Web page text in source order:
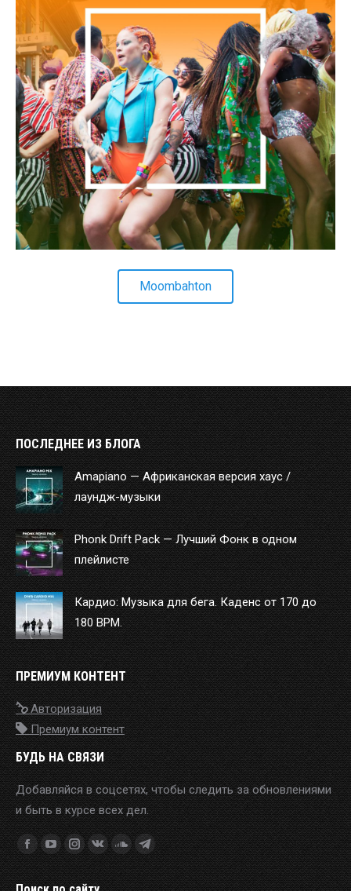
Moombahton
ПОСЛЕДНЕЕ ИЗ БЛОГА
Amapiano — Африканская версия хаус /
лаундж-музыки
Phonk Drift Pack — Лучший Фонк в одном
плейлисте
Кардио: Музыка для бега. Каденс от 170 до
180 BPM.
ПРЕМИУМ КОНТЕНТ
Авторизация
Премиум контент
БУДЬ НА СВЯЗИ
Добавляйся в соцсетях, чтобы следить за обновлениями
и быть в курсе всех дел.
Find us on:
Facebook
page
YouTube
page
Instagram
page
VK
page
SoundCloud
page
Telegram
page